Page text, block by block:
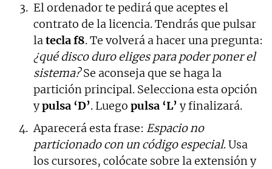
El ordenador te pedirá que aceptes el
contrato de la licencia. Tendrás que pulsar
latecla f8. Te volverá a hacer una pregunta:
¿qué disco duro eliges para poder poner el
sistema?Se aconseja que se haga la
partición principal. Selecciona esta opción
ypulsa ‘D’. Luego pulsa ‘L’ y finalizará.
Aparecerá esta frase: Espacio no
particionado con un código especial. Usa
los cursores, colócate sobre la extensión y